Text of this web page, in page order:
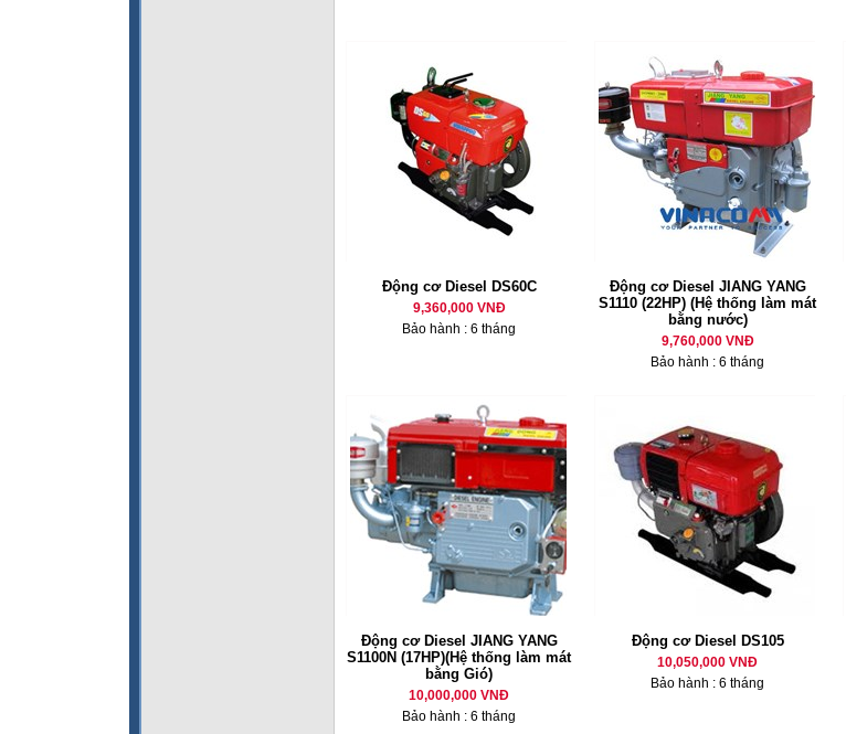
Động cơ Diesel DS60C
9,360,000 VNĐ
Bảo hành : 6 tháng
Động cơ Diesel JIANG YANG
S1110 (22HP) (Hệ thống làm mát
bằng nước)
9,760,000 VNĐ
Bảo hành : 6 tháng
Động cơ Diesel JIANG YANG
S1100N (17HP)(Hệ thống làm mát
bằng Gió)
10,000,000 VNĐ
Bảo hành : 6 tháng
Động cơ Diesel DS105
10,050,000 VNĐ
Bảo hành : 6 tháng